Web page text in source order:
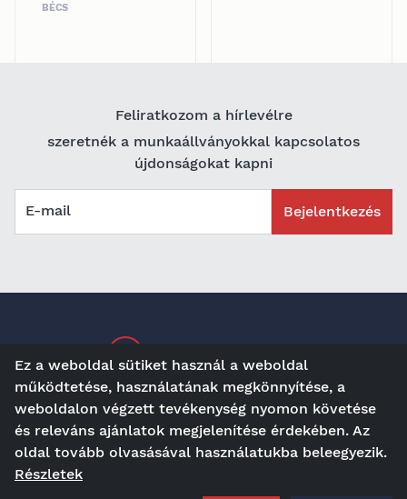
BÉCS
Feliratkozom a hírlevélre
szeretnék a munkaállványokkal kapcsolatos
újdonságokat kapni
E-mail Bejelentkezés
ma Kontakt Látogató, mint
AGBs
Ez a weboldal sütiket használ a weboldal
működtetése, használatának megkönnyítése, a
weboldalon végzett tevékenység nyomon követése
és releváns ajánlatok megjelenítése érdekében. Az
oldal tovább olvasásával használatukba beleegyezik.
Részletek